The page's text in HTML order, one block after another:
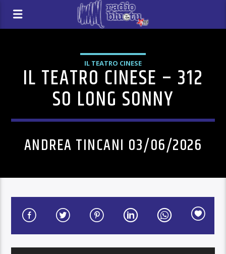
IL TEATRO CINESE
IL TEATRO CINESE – 312
SO LONG SONNY
ANDREA TINCANI 03/06/2026